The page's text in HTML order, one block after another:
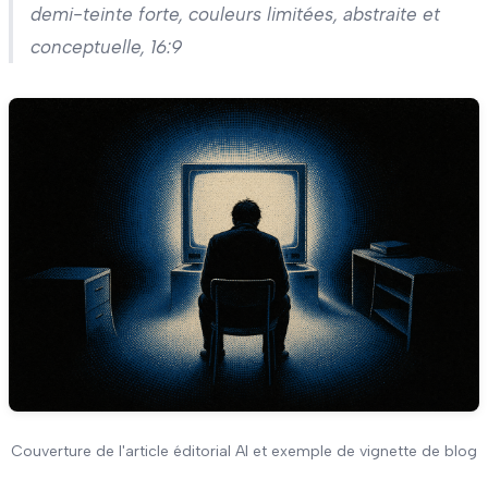
demi-teinte forte, couleurs limitées, abstraite et
conceptuelle, 16:9
Couverture de l'article éditorial AI et exemple de vignette de blog